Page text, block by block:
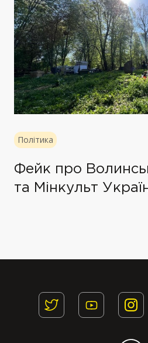
Політика
Фейк про
та Мінкульт